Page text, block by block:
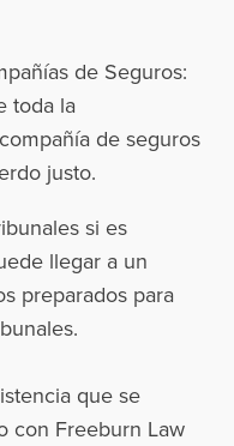
de Seguros:
toda la
de seguros
justo.
si es
llegar a un
preparados para
que se
con Freeburn Law